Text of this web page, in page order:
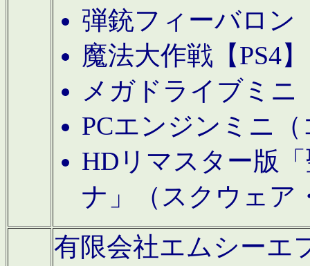
弾銃フィーバロン
魔法大作戦【PS4
メガドライブミニ
PCエンジンミニ
HDリマスター版
ナ」（スクウェア
有限会社エムシーエ